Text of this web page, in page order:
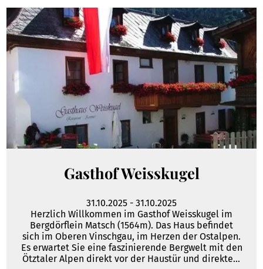
Gasthof Weisskugel
31.10.2025 - 31.10.2025
Herzlich Willkommen im Gasthof Weisskugel im
Bergdörflein Matsch (1564m). Das Haus befindet
sich im Oberen Vinschgau, im Herzen der Ostalpen.
Es erwartet Sie eine faszinierende Bergwelt mit den
Ötztaler Alpen direkt vor der Haustür und direktem